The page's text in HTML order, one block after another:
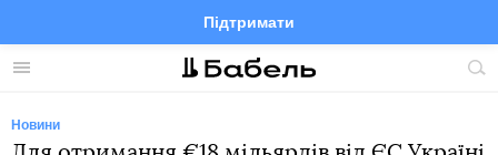
Меню
Підтримати
FacebookTelegramTwitter
Новини